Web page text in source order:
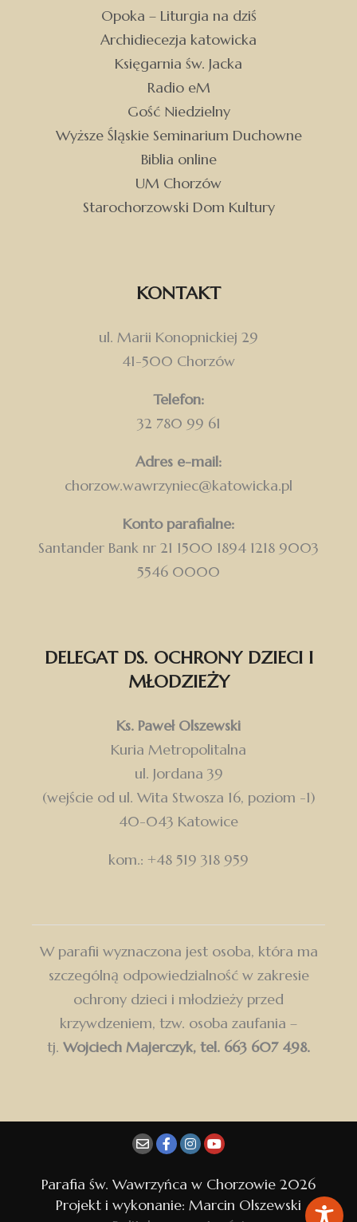
Opoka – Liturgia na dziś
Archidiecezja katowicka
Księgarnia św. Jacka
Radio eM
Gość Niedzielny
Wyższe Śląskie Seminarium Duchowne
Biblia online
UM Chorzów
Starochorzowski Dom Kultury
KONTAKT
ul. Marii Konopnickiej 29
41-500 Chorzów
Telefon:
32 780 99 61
Adres e-mail:
chorzow.wawrzyniec@katowicka.pl
Konto parafialne:
Santander Bank nr 21 1500 1894 1218 9003
5546 0000
DELEGAT DS. OCHRONY DZIECI I
MŁODZIEŻY
Ks. Paweł Olszewski
Kuria Metropolitalna
ul. Jordana 39
(wejście od ul. Wita Stwosza 16, poziom -1)
40-043 Katowice
kom.: +48 519 318 959
W parafii wyznaczona jest osoba, która ma
szczególną odpowiedzialność w zakresie
ochrony dzieci i młodzieży przed
krzywdzeniem, tzw. osoba zaufania –
tj. Wojciech Majerczyk, tel. 663 607 498.
Parafia św. Wawrzyńca w Chorzowie 2026
Projekt i wykonanie: Marcin Olszewski
swoją skrzynkę.